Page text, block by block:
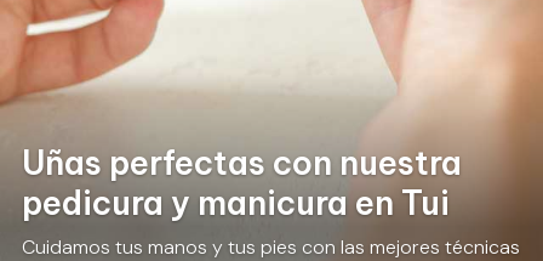
Uñas perfectas con nuestra
pedicura y manicura en Tui
Cuidamos tus manos y tus pies con las mejores técnicas